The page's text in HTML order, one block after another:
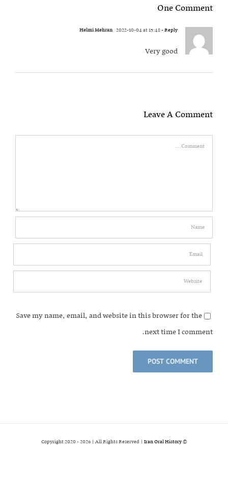
One Comment
Helmi Mehran 2022-10-04 at 15:48- Reply
Very good
Leave A Comment
Comment
Save my name, email, and website in this browser for the
next time I comment.
© Copyright 2020 -
2026 | All Rights Reserved | Iran Oral History